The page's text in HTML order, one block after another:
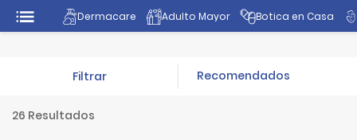
Dermacare Adulto Mayor Botica en Casa
Inicio Promociones Mamá y Bebé Pañales para bebés
26 Resultados
Filtrar